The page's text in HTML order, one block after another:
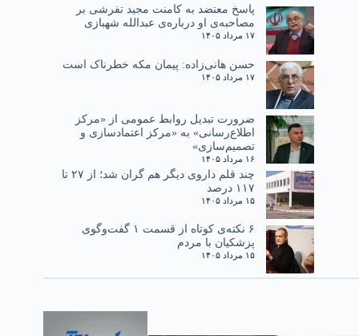
پاسخ معتضد به کامنت مجید تفرشی بر
مصاحبه‌ی او درباره‌ی عبدالله شهبازی
۱۷ مرداد ۱۴۰۵
حسن هانی‌زاده: پیمان مکه خطرناک است
۱۷ مرداد ۱۴۰۵
ضرورت تبدیل روابط عمومی از «مرکز
اطلاع‌رسانی» به «مرکز اعتمادسازی و
تصمیم‌سازی»
۱۶ مرداد ۱۴۰۵
چند قلم داروی دیگر هم گران شد؛ از ۲۷ تا
۱۱۷ درصد
۱۵ مرداد ۱۴۰۵
۶ نکته‌ی کوتاه از قسمت ۱ گفت‌وگوی
پزشکیان با مردم
۱۵ مرداد ۱۴۰۵